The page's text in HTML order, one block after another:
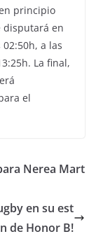
principio
disputará en
a las
La final,
el
Nerea Mart
en su est
de Honor B!